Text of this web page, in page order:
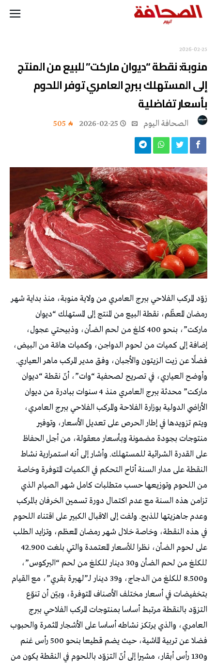
2026-02-25
منوبة: نقطة “ديوان ماركت” للبيع من المنتج
إلى المستهلك ببرج العامري توفر اللحوم
بأسعار تفاضلية
2026-02-25
505
زوّد المركب الفلاحي ببرج العامري من ولاية منوبة، منذ بداية شهر
رمضان المعظّم، نقطة البيع من المنتج إلى المستهلك “ديوان
ماركت”، بنحو 400 كلغ من لحم الضأن، وذبيحتي عجول،
إضافة إلى كميات من لحوم الدواجن، وكميات هامّة من البيض،
فضلًا عن زيت الزيتون والأجبان، وفق مدير المركب ماهر العياري.
وأوضح العياري، في تصريح لصحفية “وات”، أنّ نقطة “ديوان
ماركت” محدثة ببرج العامري منذ 4 سنوات ببادرة من ديوان
الأراضي الدولية بوزارة الفلاحة والمركب الفلاحي ببرج العامري،
ويتم تزويدها في إطار الحرص على تعديل الأسعار، وتوفير
منتوجات بجودة مضمونة وبأسعار معقولة، من أجل الحفاظ
على القدرة الشرائية للمستهلك. وأشار إلى أنه استمرارية نشاط
النقطة على مدار السنة أتاح التحكم في الكميات المتوفرة وخاصة
من اللحوم وتوزيعها حسب متطلبات كامل شهر الصيام الذي
تزامن هذه السنة مع عدم اكتمال دورة تسمين الخرفان بالمركب
وعدم جاهزيتها للذبح. ولفت إلى الاقبال الكبير على اقتناء اللحوم
في هذه النقطة، وخاصة خلال شهر رمضان المعظم، وتزايد الطلب
على لحوم الضأن، نظرا للأسعار المعتمدة والتي بلغت 42.900
للكلغ من لحم الضأن و30 دينار للكلغ من لحم “البركوس”،
و8.500 للكلغ من الدجاج، و39 دينار لـ”لهبرة بقري”، مع القيام
بتخفيضات في أسعار مختلف الأصناف المتوفرة، وبيّن أن تنوّع
التزوّد بالنقطة مرتبط أساسا بمنتوجات المركب الفلاحي ببرج
العامري، والذي يرتكز نشاطه أساسا على الأشجار المثمرة والحبوب
فضلا عن تربية الماشية، حيث يضم قطيعا بنحو 500 رأس غنم
و130 رأس أبقار، مشيرا إلى أنّ التزوّد باللحوم في النقطة يكون من